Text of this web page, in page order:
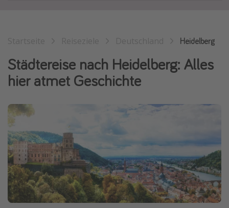
Reisethemen
Alle Reisethemen
Wellnessurlaub
Disneyland Paris
Roadtrips
Wochenendtrip
Singlereisen
Strandurlaub
Gruppenreisen
Heidelberg
Städtereise nach Heidelberg: Alles
hier atmet Geschichte